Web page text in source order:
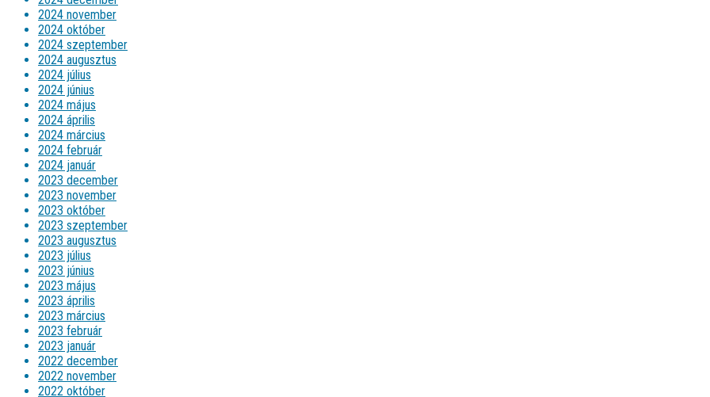
2024 november
2024 október
2024 szeptember
2024 augusztus
2024 július
2024 június
2024 május
2024 április
2024 március
2024 február
2024 január
2023 december
2023 november
2023 október
2023 szeptember
2023 augusztus
2023 július
2023 június
2023 május
2023 április
2023 március
2023 február
2023 január
2022 december
2022 november
2022 október